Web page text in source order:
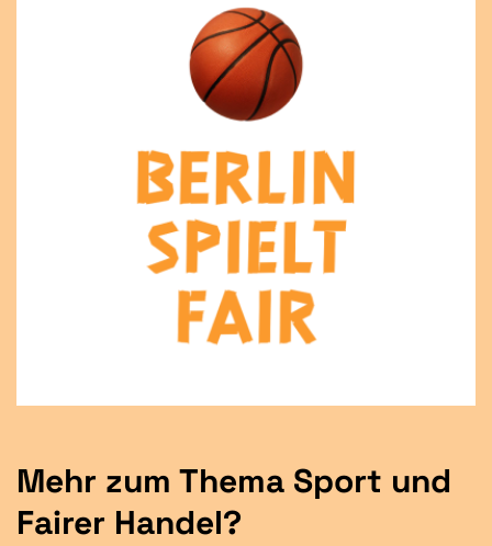
Mehr zum Thema Sport und
Fairer Handel?